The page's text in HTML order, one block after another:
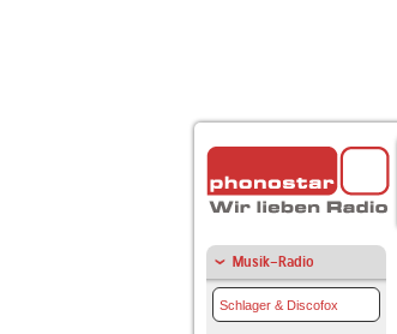
Musik-Radio
Schlager & Discofox